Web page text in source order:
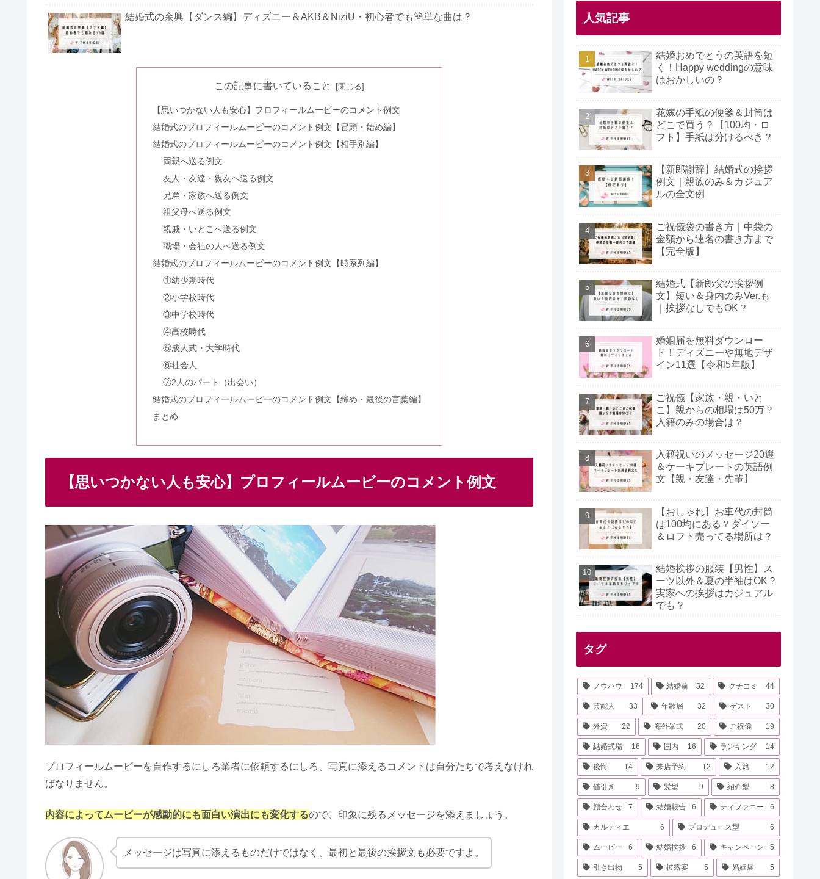
結婚式の余興【ダンス編】ディズニー＆AKB＆NiziU・初心者でも簡単な曲は？
結婚式の受付を頼まれる人の服装！やり方・時間・挨拶の仕方まとめ
結婚式のWEB招待状の無料おすすめ5選｜デメリットは？
結婚の決め手とは？決め手にかける女・男の特徴も《エピソード有》
【結婚式の招待状の返信】横書き｜欠席・アレルギー・連名の書き方
海外挙式+国内披露宴のセットが安い？人気のパーティスタイルとは
ブライダルフェアに行きまくるのはNG？デート・行き過ぎる程お得？
結婚式のお呼ばれゲストの髪型【ロング】前髪なしなどアレンジ7選
オープンウェンレターズの書く内容＆例文は？100均おすすめ箱10選
ご祝儀袋の中袋｜ボールペン・筆ペン・サインペンで書いてもいい？
両家顔合わせの席順！上座や兄弟・片親の順番は？
ご祝儀袋はどこで買う？コンビニ・100均(ダイソー)など販売店一覧
入籍祝いのプレゼントおしゃれ＆人気ランキング10選【5000円】
この記事に書いていること
【思いつかない人も安心】プロフィールムービーのコメント例文
結婚式のプロフィールムービーのコメント例文【冒頭・始め編】
結婚式のプロフィールムービーのコメント例文【相手別編】
両親へ送る例文
友人・友達・親友へ送る例文
兄弟・家族へ送る例文
祖父母へ送る例文
親戚・いとこへ送る例文
職場・会社の人へ送る例文
結婚式のプロフィールムービーのコメント例文【時系列編】
①幼少期時代
②小学校時代
③中学校時代
④高校時代
⑤成人式・大学時代
⑥社会人
⑦2人のパート（出会い）
結婚式のプロフィールムービーのコメント例文【締め・最後の言葉編】
まとめ
【思いつかない人も安心】プロフィールムービーのコメント例文
プロフィールムービーを自作するにしろ業者に依頼するにしろ、写真に添えるコメントは自分たちで考えなけれ
ばなりません。
内容によってムービーが感動的にも面白い演出にも変化するので、印象に残るメッセージを添えましょう。
メッセージは写真に添えるものだけではなく、最初と最後の挨拶文も必要ですよ。
人気記事
結婚おめでとうの英語を短
く！Happy weddingの意味
はおかしいの？
花嫁の手紙の便箋＆封筒は
どこで買う？【100均・ロ
フト】手紙は分けるべき？
【新郎謝辞】結婚式の挨拶
例文｜親族のみ＆カジュア
ルの全文例
ご祝儀袋の書き方｜中袋の
金額から連名の書き方まで
【完全版】
結婚式【新郎父の挨拶例
文】短い＆身内のみVer.も
｜挨拶なしでもOK？
婚姻届を無料ダウンロー
ド！ディズニーや無地デザ
イン11選【令和5年版】
ご祝儀【家族・親・いと
こ】親からの相場は50万？
入籍のみの場合は？
入籍祝いのメッセージ20選
＆ケーキプレートの英語例
文【親・友達・先輩】
【おしゃれ】お車代の封筒
は100均にある？ダイソー
＆ロフト売ってる場所は？
結婚挨拶の服装【男性】ス
ーツ以外＆夏の半袖はOK？
実家への挨拶はカジュアル
でも？
タグ
ノウハウ 174 結婚前 52 クチコミ 44
芸能人 33 年齢層 32 ゲスト 30
外資 22 海外挙式 20 ご祝儀 19
結婚式場 16 国内 16 ランキング 14
後悔 14 来店予約 12 入籍 12
値引き 9 髪型 9 紹介型 8
顔合わせ 7 結婚報告 6 ティファニー 6
カルティエ 6 プロデュース型 6
ムービー 6 結婚挨拶 6 キャンペーン 5
引き出物 5 披露宴 5 婚姻届 5